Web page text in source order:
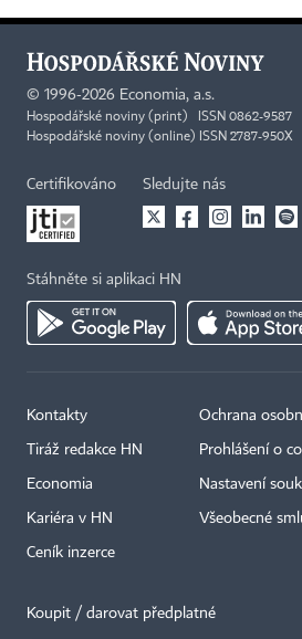
© 1996-2026 Economia, a.s.
Hospodářské noviny (print) ISSN 0862-9587
Hospodářské noviny (online) ISSN 2787-950X
Certifikováno Sledujte nás
Stáhněte si aplikaci HN
Kontakty
Tiráž redakce HN
Economia
Kariéra v HN
Ceník inzerce
Ochrana
Prohlášení o
Nastavení
Všeobecné
Koupit / darovat předplatné